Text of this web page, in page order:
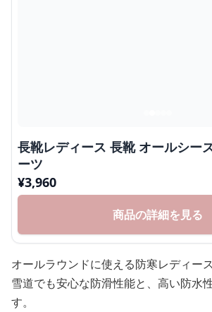
長靴レディース 長靴 オールシー
ーツ
¥3,960
商品の詳細を見る
オールラウンドに使える防寒レディース
雪道でも安心な防滑性能と、高い防水
す。